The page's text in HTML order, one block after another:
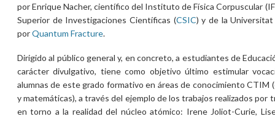
por Enrique Nacher, científico del Instituto de Física Corpuscular
Superior de Investigaciones Científicas (CSIC) y de la Universitat
porQuantum Fracture.
Dirigido al público general y, en concreto, a estudiantes de
carácter divulgativo, tiene como objetivo último estimular
alumnas de este grado formativo en áreas de conocimiento CTIM
y matemáticas), a través del ejemplo de los trabajos realizados
en torno a la realidad del núcleo atómico: Irene Joliot-Curie,